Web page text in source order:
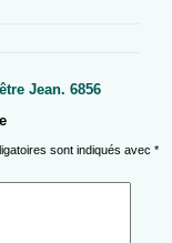
Jean. 6856
sont indiqués avec *